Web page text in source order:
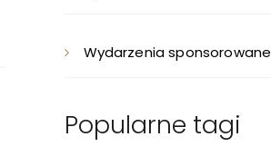
Wydarzenia sponsorowane
Popularne tagi